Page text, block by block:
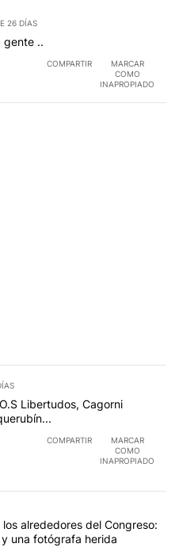
26 DÍAS
gente ..
COMPARTIR
MARCAR
COMO
INAPROPIADO
Libertudos, Cagorni
COMPARTIR
MARCAR
COMO
INAPROPIADO
con más comentarios en los
"La violencia sigue en los
alrededores del Congreso:
una fotógrafa herida